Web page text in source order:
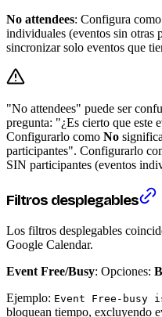
No attendees: Configura como
individuales (eventos sin otras
sincronizar solo eventos que
"No attendees" puede ser
pregunta: "¿Es cierto que este
Configurarlo como No
participantes". Configurarlo
SIN participantes (eventos
Filtros desplegables
Los filtros desplegables
Google Calendar.
Event Free/Busy: Opciones:
Ejemplo: Event Free-busy
bloquean tiempo, excluyendo